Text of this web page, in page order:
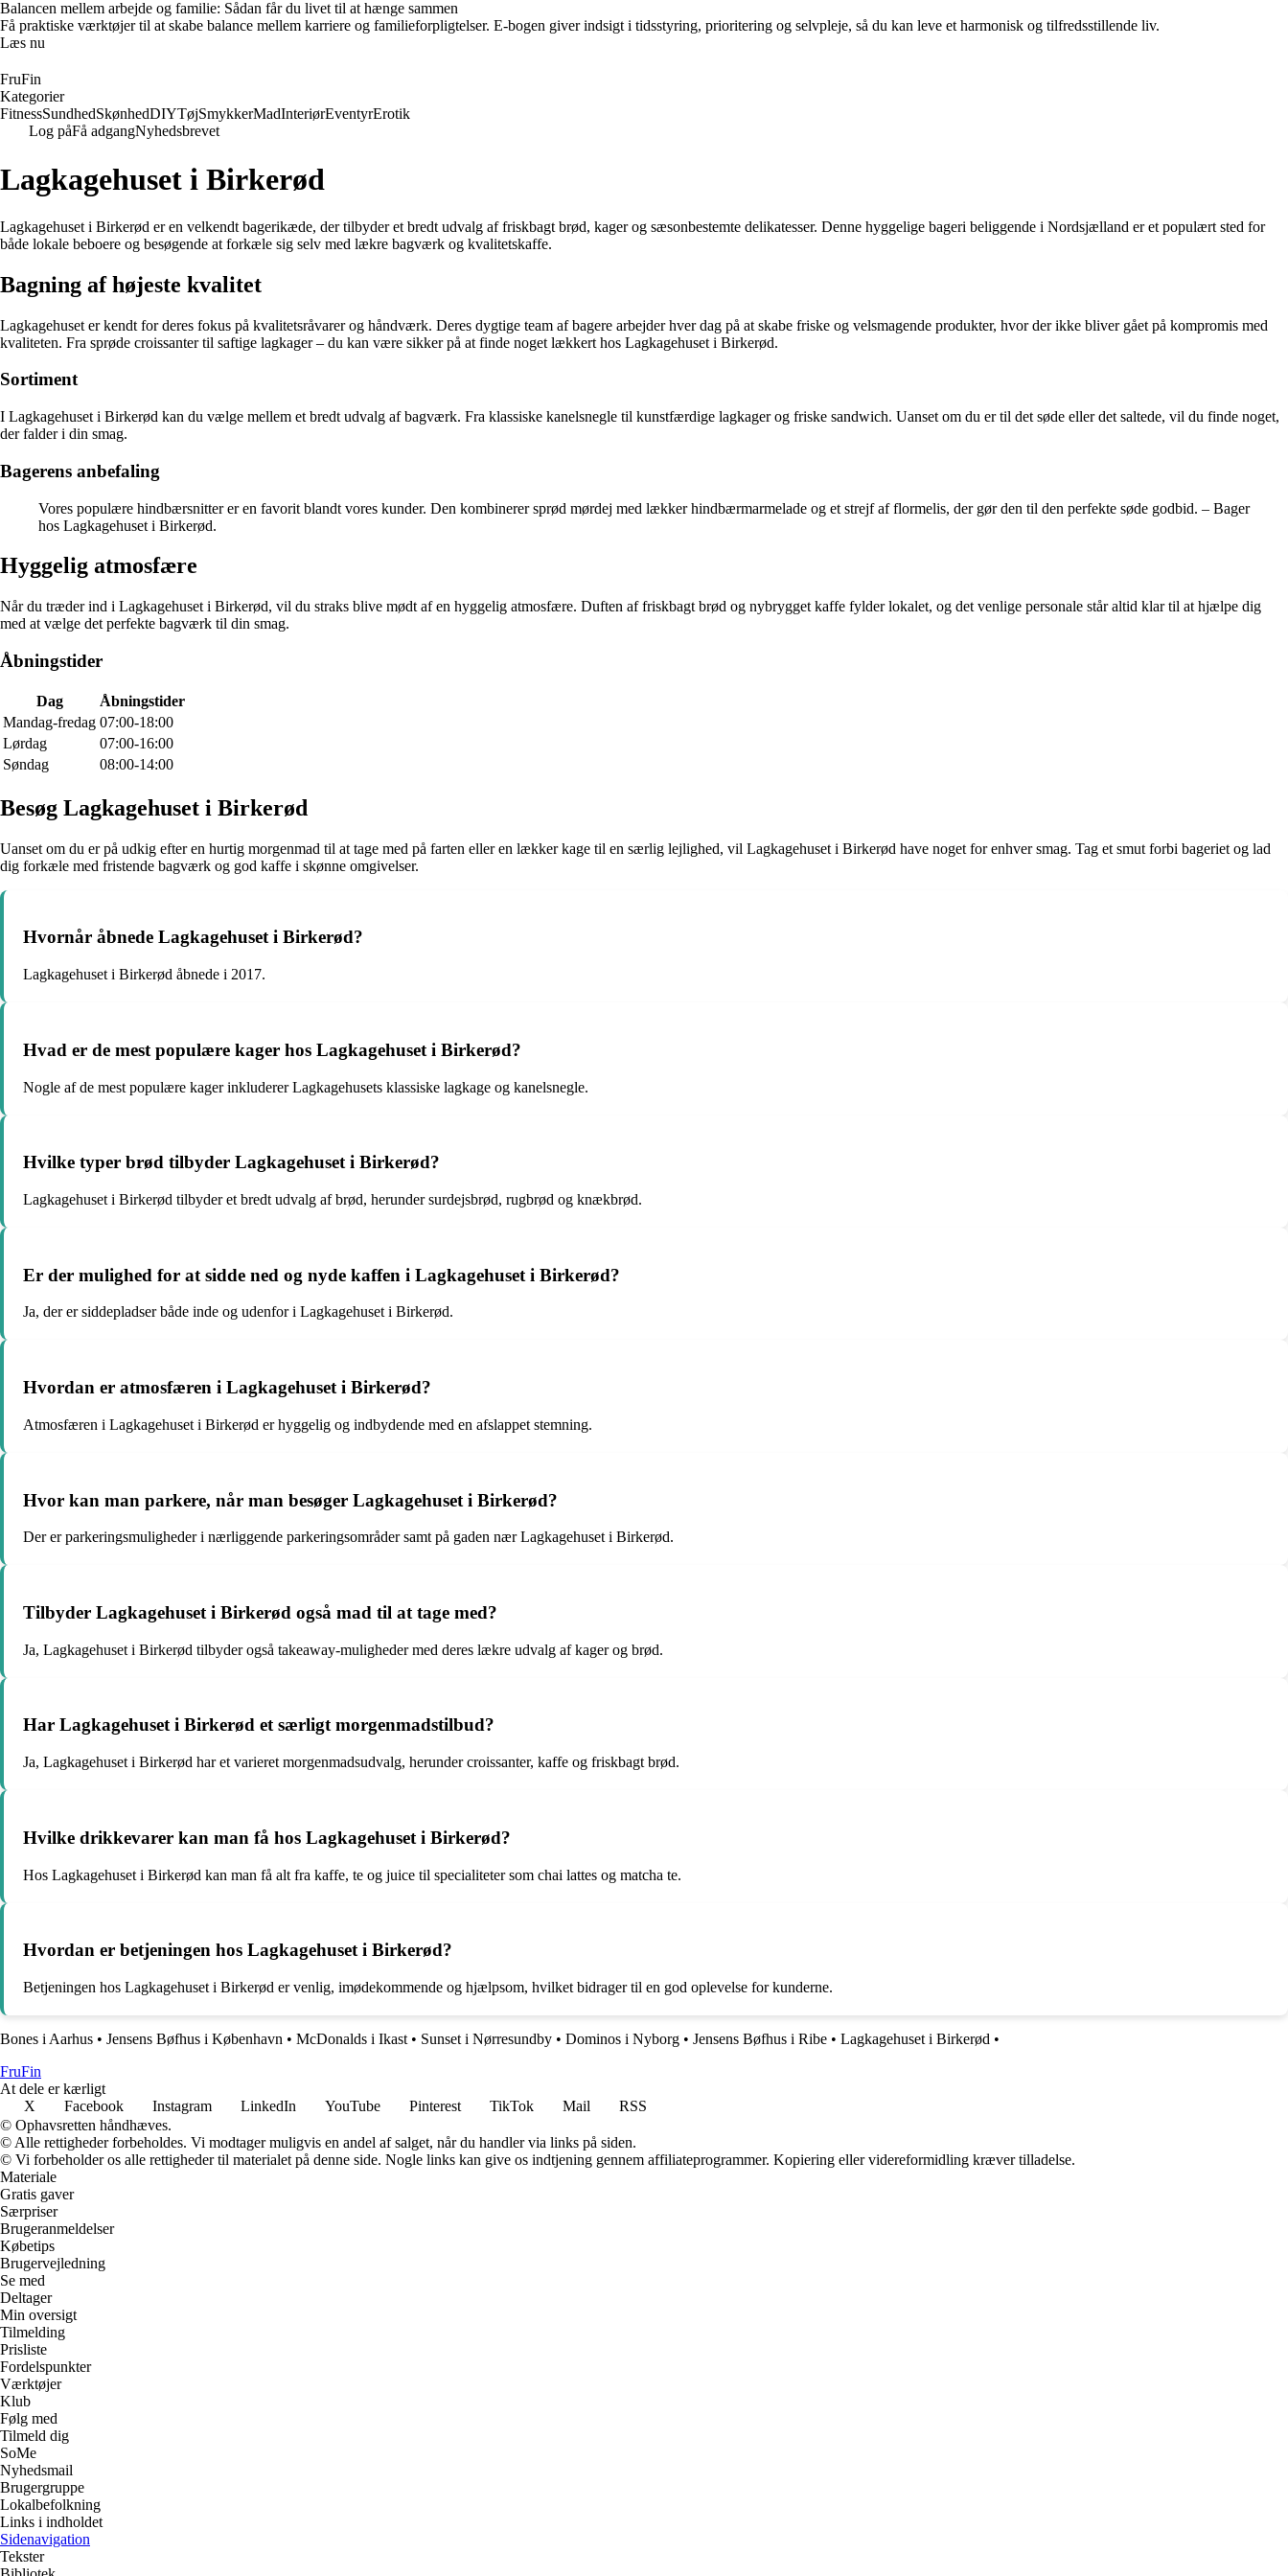
Balancen mellem arbejde og familie: Sådan får du livet til at hænge sammen
Få praktiske værktøjer til at skabe balance mellem karriere og familieforpligtelser. E-bogen giver indsigt i tidsstyring, prioritering og selvpleje, så du kan leve et harmonisk og tilfredsstillende liv.
Læs nu
FruFin
Kategorier
FitnessSundhedSkønhedDIYTøjSmykkerMadInteriørEventyrErotik
Log påFå adgangNyhedsbrevet
Lagkagehuset i Birkerød
Lagkagehuset i Birkerød er en velkendt bagerikæde, der tilbyder et bredt udvalg af friskbagt brød, kager og sæsonbestemte delikatesser. Denne hyggelige bageri beliggende i Nordsjælland er et populært sted for
både lokale beboere og besøgende at forkæle sig selv med lækre bagværk og kvalitetskaffe.
Bagning af højeste kvalitet
Lagkagehuset er kendt for deres fokus på kvalitetsråvarer og håndværk. Deres dygtige team af bagere arbejder hver dag på at skabe friske og velsmagende produkter, hvor der ikke bliver gået på kompromis med
kvaliteten. Fra sprøde croissanter til saftige lagkager – du kan være sikker på at finde noget lækkert hos Lagkagehuset i Birkerød.
Sortiment
I Lagkagehuset i Birkerød kan du vælge mellem et bredt udvalg af bagværk. Fra klassiske kanelsnegle til kunstfærdige lagkager og friske sandwich. Uanset om du er til det søde eller det saltede, vil du finde noget,
der falder i din smag.
Bagerens anbefaling
Vores populære hindbærsnitter er en favorit blandt vores kunder. Den kombinerer sprød mørdej med lækker hindbærmarmelade og et strejf af flormelis, der gør den til den perfekte søde godbid. – Bager
hos Lagkagehuset i Birkerød.
Hyggelig atmosfære
Når du træder ind i Lagkagehuset i Birkerød, vil du straks blive mødt af en hyggelig atmosfære. Duften af friskbagt brød og nybrygget kaffe fylder lokalet, og det venlige personale står altid klar til at hjælpe dig
med at vælge det perfekte bagværk til din smag.
Åbningstider
Dag
Åbningstider
Mandag-fredag 07:00-18:00
Lørdag
07:00-16:00
Søndag
08:00-14:00
Besøg Lagkagehuset i Birkerød
Uanset om du er på udkig efter en hurtig morgenmad til at tage med på farten eller en lækker kage til en særlig lejlighed, vil Lagkagehuset i Birkerød have noget for enhver smag. Tag et smut forbi bageriet og lad
dig forkæle med fristende bagværk og god kaffe i skønne omgivelser.
Hvornår åbnede Lagkagehuset i Birkerød?
Lagkagehuset i Birkerød åbnede i 2017.
Hvad er de mest populære kager hos Lagkagehuset i Birkerød?
Nogle af de mest populære kager inkluderer Lagkagehusets klassiske lagkage og kanelsnegle.
Hvilke typer brød tilbyder Lagkagehuset i Birkerød?
Lagkagehuset i Birkerød tilbyder et bredt udvalg af brød, herunder surdejsbrød, rugbrød og knækbrød.
Er der mulighed for at sidde ned og nyde kaffen i Lagkagehuset i Birkerød?
Ja, der er siddepladser både inde og udenfor i Lagkagehuset i Birkerød.
Hvordan er atmosfæren i Lagkagehuset i Birkerød?
Atmosfæren i Lagkagehuset i Birkerød er hyggelig og indbydende med en afslappet stemning.
Hvor kan man parkere, når man besøger Lagkagehuset i Birkerød?
Der er parkeringsmuligheder i nærliggende parkeringsområder samt på gaden nær Lagkagehuset i Birkerød.
Tilbyder Lagkagehuset i Birkerød også mad til at tage med?
Ja, Lagkagehuset i Birkerød tilbyder også takeaway-muligheder med deres lækre udvalg af kager og brød.
Har Lagkagehuset i Birkerød et særligt morgenmadstilbud?
Ja, Lagkagehuset i Birkerød har et varieret morgenmadsudvalg, herunder croissanter, kaffe og friskbagt brød.
Hvilke drikkevarer kan man få hos Lagkagehuset i Birkerød?
Hos Lagkagehuset i Birkerød kan man få alt fra kaffe, te og juice til specialiteter som chai lattes og matcha te.
Hvordan er betjeningen hos Lagkagehuset i Birkerød?
Betjeningen hos Lagkagehuset i Birkerød er venlig, imødekommende og hjælpsom, hvilket bidrager til en god oplevelse for kunderne.
Bones i Aarhus • Jensens Bøfhus i København • McDonalds i Ikast • Sunset i Nørresundby • Dominos i Nyborg • Jensens Bøfhus i Ribe • Lagkagehuset i Birkerød •
FruFin
At dele er kærligt
X
Facebook Instagram LinkedIn YouTube Pinterest TikTok Mail
RSS
© Ophavsretten håndhæves.
© Alle rettigheder forbeholdes. Vi modtager muligvis en andel af salget, når du handler via links på siden.
© Vi forbeholder os alle rettigheder til materialet på denne side. Nogle links kan give os indtjening gennem affiliateprogrammer. Kopiering eller videreformidling kræver tilladelse.
Materiale
Gratis gaver
Særpriser
Brugeranmeldelser
Købetips
Brugervejledning
Se med
Deltager
Min oversigt
Tilmelding
Prisliste
Fordelspunkter
Værktøjer
Klub
Følg med
Tilmeld dig
SoMe
Nyhedsmail
Brugergruppe
Lokalbefolkning
Links i indholdet
Sidenavigation
Tekster